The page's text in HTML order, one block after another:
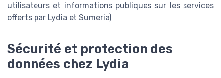
utilisateurs et informations publiques sur les services
offerts par Lydia et Sumeria)
Sécurité et protection des
données chez Lydia